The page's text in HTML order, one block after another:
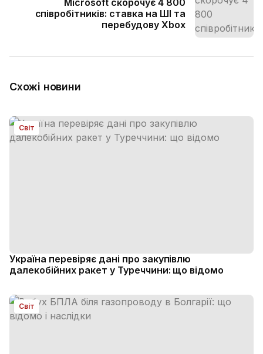
співробітників: ставка на ШІ та
перебудову Xbox
Схожі новини
Світ
Україна перевіряє дані про закупівлю
далекобійних ракет у Туреччини: що відомо
Світ